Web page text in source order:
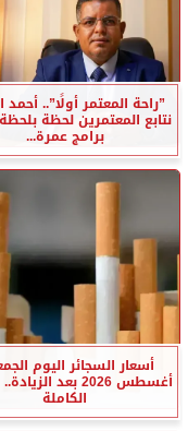
”راحة المعتمر أولًا”.. أحمد
نتابع المعتمرين لحظة
برامج عمرة...
أغسطس 2026 بعد
الكاملة